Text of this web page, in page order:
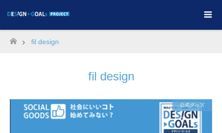
ホーム
fil design
fil design
公式グッズ